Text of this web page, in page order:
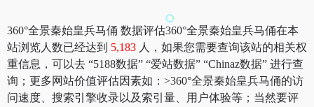
360°全景秦始皇兵马俑 数据评估360°全景秦始皇兵马俑在本
站浏览人数已经达到 5,183 人，如果您需要查询该站的相关权
重信息，可以去 “5188数据” “爱站数据” “Chinaz数据” 进行查
询；更多网站价值评估因素如：>360°全景秦始皇兵马俑的访
问速度、搜索引擎收录以及索引量、用户体验等；当然要评